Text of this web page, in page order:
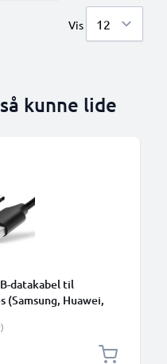
Vis
kunne lide
datakabel til
Huawei,
1,0m 3A-
stik